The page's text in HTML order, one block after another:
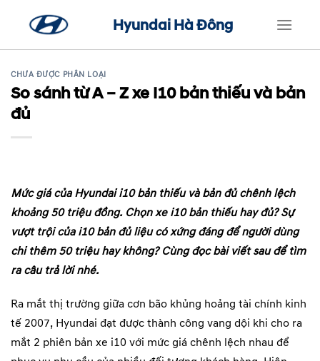
content
Hyundai Hà Đông
CHƯA ĐƯỢC PHÂN LOẠI
So sánh từ A – Z xe I10 bản thiếu và bản
đủ
Mức giá của Hyundai i10 bản thiếu và bản đủ chênh lệch
khoảng 50 triệu đồng. Chọn xe i10 bản thiếu hay đủ? Sự
vượt trội của i10 bản đủ liệu có xứng đáng để người dùng
chi thêm 50 triệu hay không? Cùng đọc bài viết sau để tìm
ra câu trả lời nhé.
Ra mắt thị trường giữa cơn bão khủng hoảng tài chính kinh
tế 2007, Hyundai đạt được thành công vang dội khi cho ra
mắt 2 phiên bản xe i10 với mức giá chênh lệch nhau để